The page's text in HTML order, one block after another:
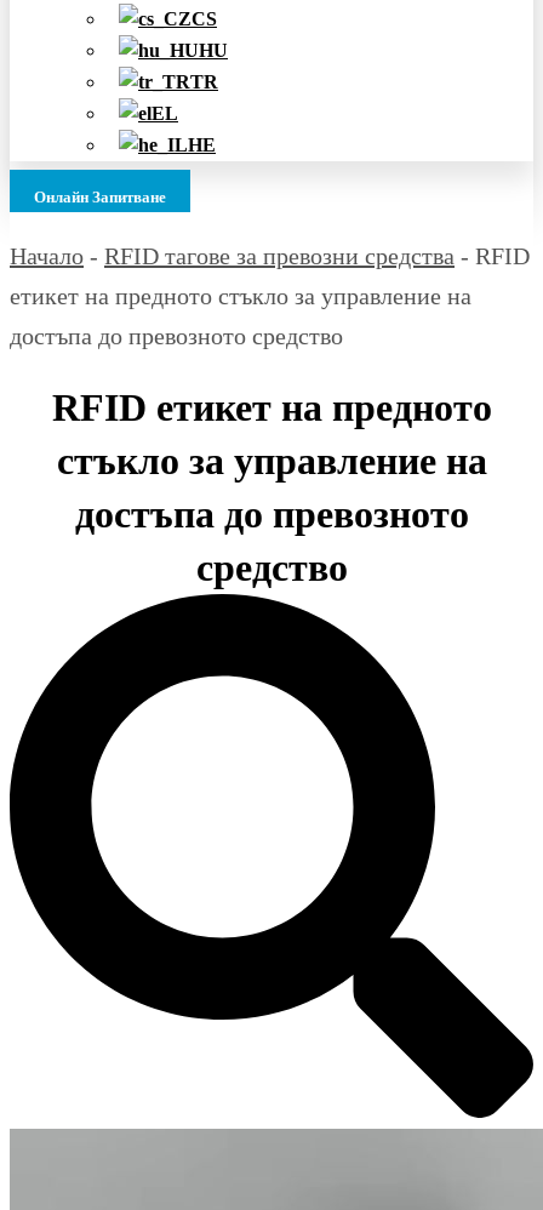
CS
HU
TR
EL
HE
Онлайн Запитване
Начало - RFID тагове за превозни средства - RFID
етикет на предното стъкло за управление на
достъпа до превозното средство
RFID етикет на предното
стъкло за управление на
достъпа до превозното
средство